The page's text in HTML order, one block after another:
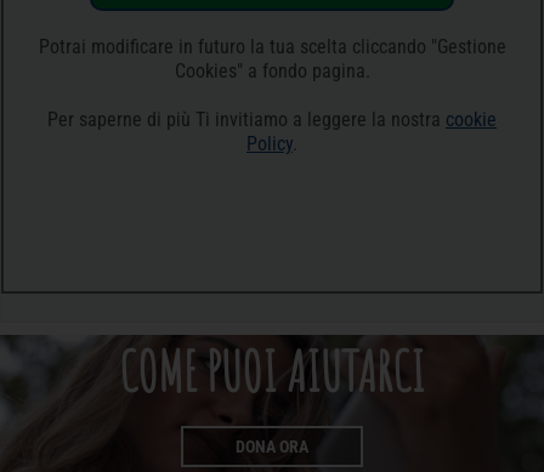
Potrai modificare in futuro la tua scelta cliccando "Gestione
Cookies" a fondo pagina.
Per saperne di più Ti invitiamo a leggere la nostra cookie
Policy.
COME PUOI AIUTARCI
DONA ORA